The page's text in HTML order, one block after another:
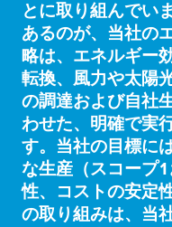
とに取り組んでい
あるのが、当社の
略は、エネルギー
転換、風力や太陽
の調達および自社
わせた、明確で実
す。当社の目標に
な生産（スコープ
性、コストの安定
の取り組みは、当